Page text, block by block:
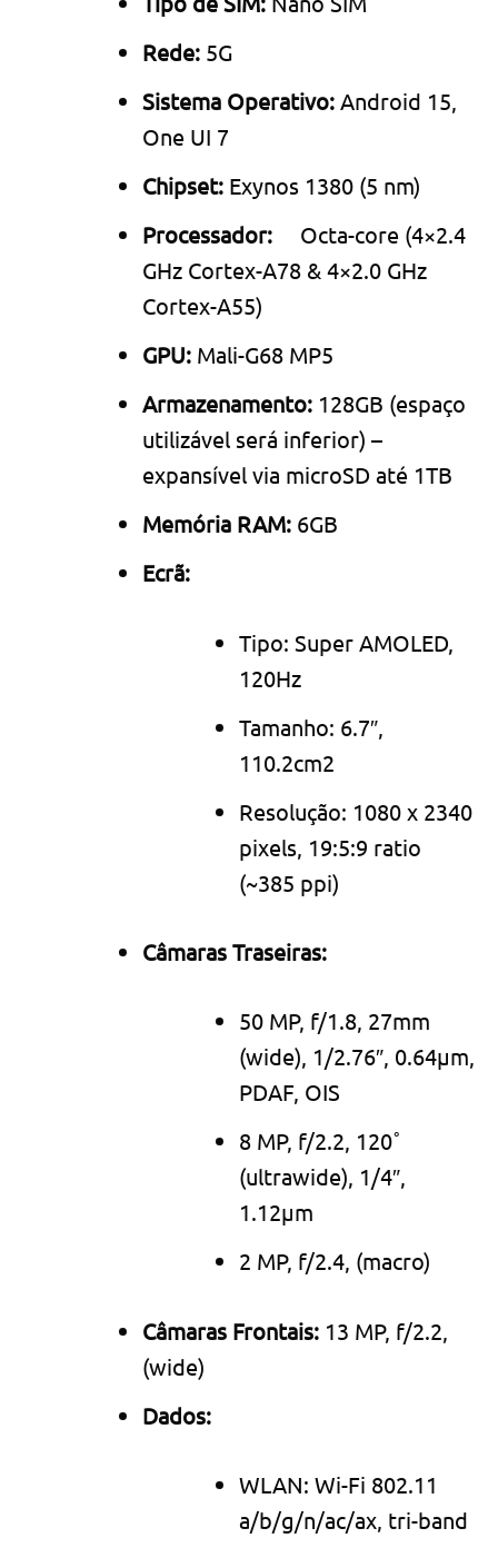
Rede:5G
Sistema Operativo:Android 15,
One UI 7
Chipset:Exynos 1380 (5 nm)
Processador:Octa-core (4×2.4
GHz Cortex-A78 & 4×2.0 GHz
Cortex-A55)
GPU:Mali-G68 MP5
Armazenamento:128GB (espaço
utilizável será inferior) –
expansível via microSD até 1TB
Memória RAM:6GB
Ecrã:
Tipo: Super AMOLED,
120Hz
Tamanho: 6.7″,
110.2cm2
Resolução: 1080 x 2340
pixels, 19:5:9 ratio
(~385 ppi)
Câmaras Traseiras:
50 MP, f/1.8, 27mm
(wide), 1/2.76″, 0.64µm,
PDAF, OIS
8 MP, f/2.2, 120˚
(ultrawide), 1/4″,
1.12µm
2 MP, f/2.4, (macro)
Câmaras Frontais: 13 MP, f/2.2,
(wide)
Dados:
WLAN: Wi-Fi 802.11
a/b/g/n/ac/ax, tri-band